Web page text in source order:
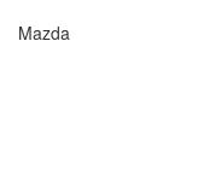
Mazda